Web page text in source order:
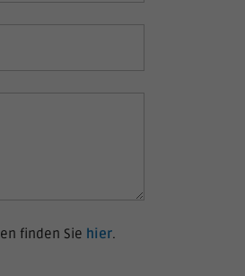
finden Sie hier.